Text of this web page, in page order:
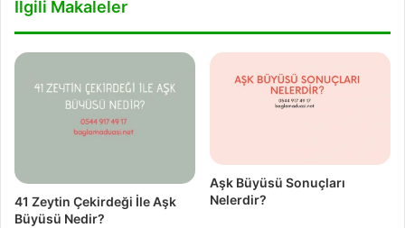
İlgili Makaleler
41 Zeytin Çekirdeği İle Aşk
Büyüsü Nedir?
Aşk Büyüsü Sonuçları
Nelerdir?